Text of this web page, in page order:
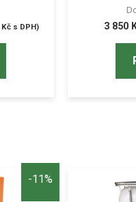
Kč s DPH) 3 850
-11%